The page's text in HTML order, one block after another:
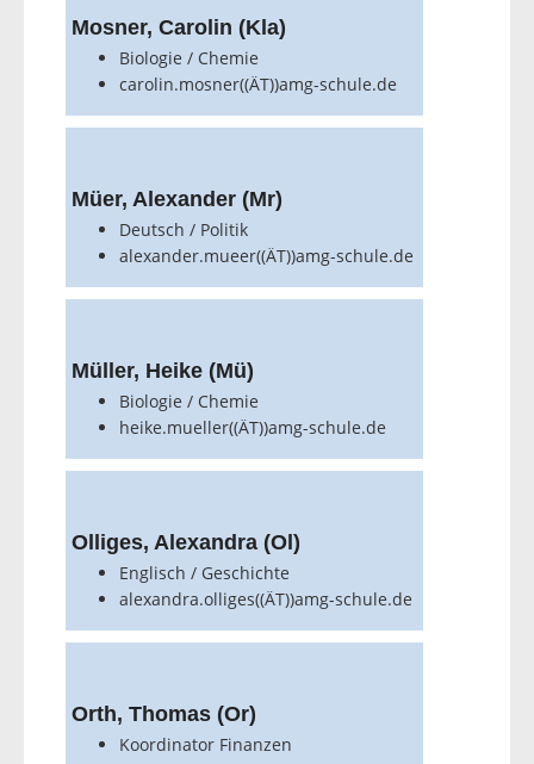
Mosner, Carolin (Kla)
Biologie / Chemie
carolin.mosner((ÄT))amg-schule.de
Müer, Alexander (Mr)
Deutsch / Politik
alexander.mueer((ÄT))amg-schule.de
Müller, Heike (Mü)
Biologie / Chemie
heike.mueller((ÄT))amg-schule.de
Olliges, Alexandra (Ol)
Englisch / Geschichte
alexandra.olliges((ÄT))amg-schule.de
Orth, Thomas (Or)
Koordinator Finanzen